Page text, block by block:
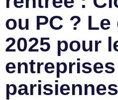
ou PC ? Le
2025 pour
entreprises
parisiennes